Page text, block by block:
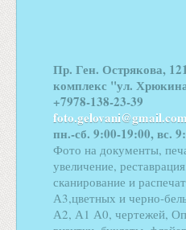
Пр. Ген. Острякова,
комплекс "ул.
+7978-138-23-39
foto.gelovani@gmail.com
пн.-сб. 9:00-19:00, вс.
Фото на документы,
увеличение,
сканирование и
А3,цветных и черно-
А2, А1 А0, чертежей,